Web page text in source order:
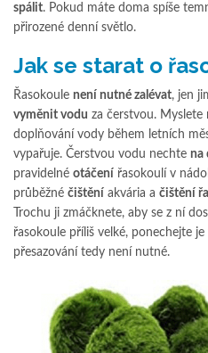
spálit. Pokud máte doma spíše
přirozené denní světlo.
Jak se starat o
Řasokoule není nutné zalévat, jen
vyměnit vodu za čerstvou. Myslete
doplňování vody během letních
vypařuje. Čerstvou vodu nechte na
pravidelné otáčení řasokoulí v
průběžné čištění akvária a čištění
Trochu ji zmáčknete, aby se z ní
řasokoule příliš velké, ponechejte
přesazování tedy není nutné.